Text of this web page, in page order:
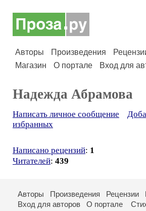
Авторы Произведения
Магазин
О портале Вход для
Надежда Абрамова
Написать личное сообщение
избранных
Написано рецензий: 1
Читателей: 439
Авторы Произведения Рецензии
Вход для авторов
О портале